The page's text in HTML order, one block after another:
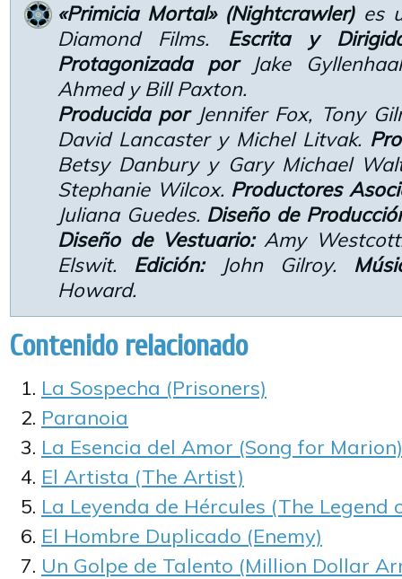
«Primicia Mortal» (Nightcrawler)es
Diamond Films. Escrita y
Protagonizada porJake
Ahmed y Bill Paxton.
Producida porJennifer Fox, Tony
David Lancaster y Michel Litvak.
Betsy Danbury y Gary Michael
Stephanie Wilcox. Productores
Juliana Guedes. Diseño de
Diseño de Vestuario:Amy
Elswit. Edición:John Gilroy.
Howard.
Contenido relacionado
La Sospecha (Prisoners)
Paranoia
La Esencia del Amor (Song for Marion)
El Artista (The Artist)
La Leyenda de Hércules (The Legend
El Hombre Duplicado (Enemy)
Un Golpe de Talento (Million Dollar